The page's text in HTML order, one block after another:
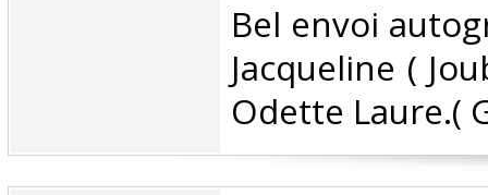
‎Bel envoi
Jacqueline (
Odette Laure.(